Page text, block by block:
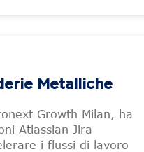
Metalliche
Growth Milan, ha
Atlassian Jira
i flussi di lavoro